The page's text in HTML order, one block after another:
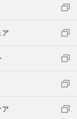
ア
ア